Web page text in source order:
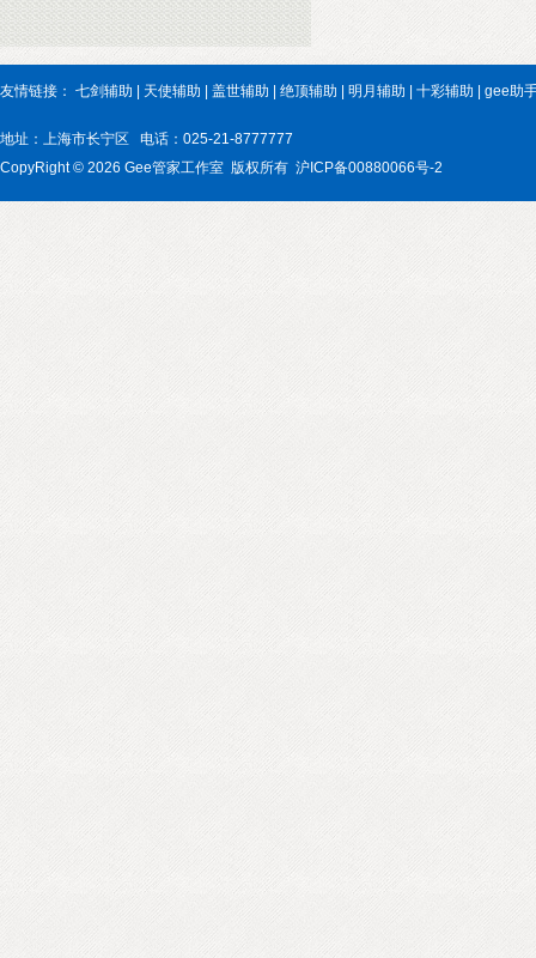
友情链接： 七剑辅助 天使辅助 盖世辅助 绝顶辅助 明月辅助 十彩辅助 gee助
地址：上海市长宁区
电话：025-21-8777777
CopyRight © 2026 Gee管家工作室 版权所有 沪ICP备00880066号-2